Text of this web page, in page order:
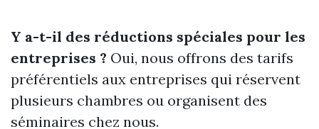
Y a-t-il des réductions spéciales pour les
entreprises ? Oui, nous offrons des tarifs
préférentiels aux entreprises qui réservent
plusieurs chambres ou organisent des
séminaires chez nous.